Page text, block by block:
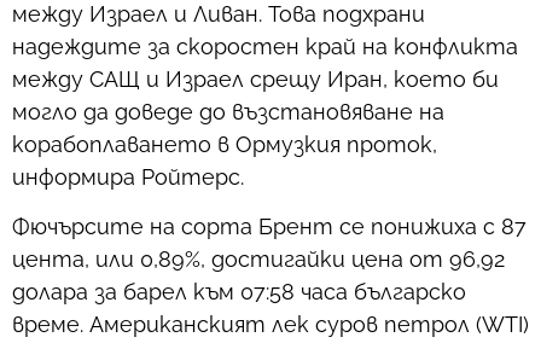
между Израел и Ливан. Това подхрани
надеждите за скоростен край на конфликта
между САЩ и Израел срещу Иран, което би
могло да доведе до възстановяване на
корабоплаването в Ормузкия проток,
информира Ройтерс.
Фючърсите на сорта Брент се понижиха с 87
цента, или 0,89%, достигайки цена от 96,92
долара за барел към 07:58 часа българско
време. Американският лек суров петрол (WTI)